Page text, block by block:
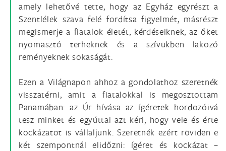
amely lehetővé tette, hogy az Egyház egyrészt a
Szentlélek szava felé fordítsa figyelmét, másrészt
megismerje a fiatalok életét, kérdéseiknek, az őket
nyomasztó terheknek és a szívükben lakozó
reményeknek sokaságát.
Ezen a Világnapon ahhoz a gondolathoz szeretnék
visszatérni, amit a fiatalokkal is megosztottam
Panamában: az Úr hívása az ígéretek hordozóivá
tesz minket és egyúttal azt kéri, hogy vele és érte
kockázatot is vállaljunk. Szeretnék ezért röviden e
két szempontnál elidőzni: ígéret és kockázat –